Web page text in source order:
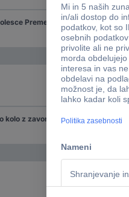
Blickle 223453 LKRA-POA 125G vrtljivo kolesce Premer kolesa: 125 mm Nosilnost (maks.): 120 kg 1 kos 32 mm
Blickle 223487 LKRA-POA 125G-FI vrtljivo kolo z zavoro Premer kolesa: 125 mm Nosilnost (maks.): 120 kg 1 kos 32 mm